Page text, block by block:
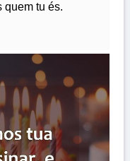
quem tu és.